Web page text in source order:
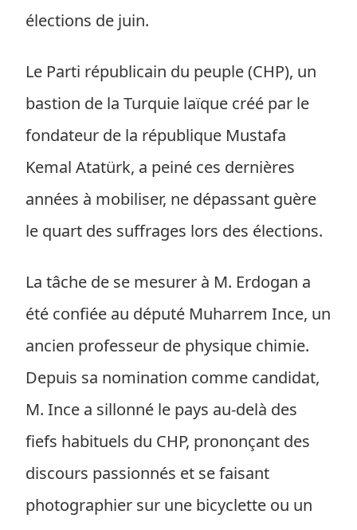
élections de juin.
Le Parti républicain du peuple (CHP), un
bastion de la Turquie laïque créé par le
fondateur de la république Mustafa
Kemal Atatürk, a peiné ces dernières
années à mobiliser, ne dépassant guère
le quart des suffrages lors des élections.
La tâche de se mesurer à M. Erdogan a
été confiée au député Muharrem Ince, un
ancien professeur de physique chimie.
Depuis sa nomination comme candidat,
M. Ince a sillonné le pays au-delà des
fiefs habituels du CHP, prononçant des
discours passionnés et se faisant
photographier sur une bicyclette ou un